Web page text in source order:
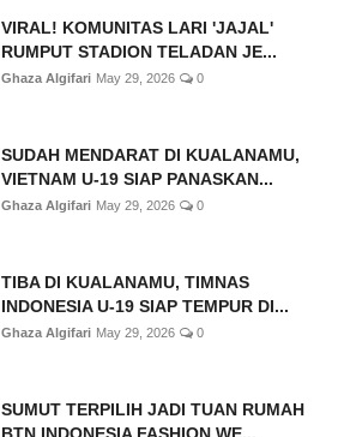
VIRAL! KOMUNITAS LARI 'JAJAL'
RUMPUT STADION TELADAN JE...
Ghaza Algifari May 29, 2026 0
SUDAH MENDARAT DI KUALANAMU,
VIETNAM U-19 SIAP PANASKAN...
Ghaza Algifari May 29, 2026 0
TIBA DI KUALANAMU, TIMNAS
INDONESIA U-19 SIAP TEMPUR DI...
Ghaza Algifari May 29, 2026 0
SUMUT TERPILIH JADI TUAN RUMAH
BTN INDONESIA FASHION WE...